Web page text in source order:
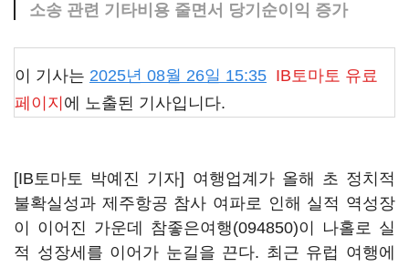
소송 관련 기타비용 줄면서 당기순이익 증가
이 기사는 2025년 08월 26일 15:35 IB토마토 유료
페이지 에 노출된 기사입니다.
[IB토마토 박예진 기자] 여행업계가 올해 초 정치적
불확실성과 제주항공 참사 여파로 인해 실적 역성장
이 이어진 가운데 참좋은여행(094850)이 나홀로 실
적 성장세를 이어가 눈길을 끈다. 최근 유럽 여행에